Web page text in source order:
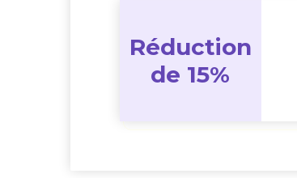
Réduction
de 15%